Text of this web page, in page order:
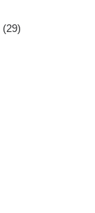
(29)